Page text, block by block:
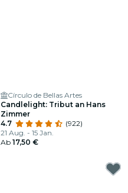
Círculo de Bellas Artes
Candlelight: Tribut an Hans
Zimmer
4.7
(922)
21 Aug. - 15 Jan.
Ab 17,50 €